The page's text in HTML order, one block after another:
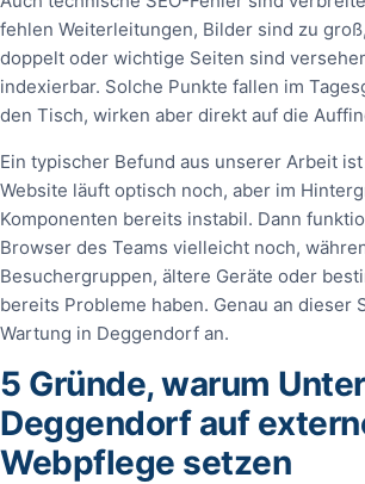
fehlen Weiterleitungen, Bilder sind zu
doppelt oder wichtige Seiten sind
indexierbar. Solche Punkte fallen im
den Tisch, wirken aber direkt auf die
Ein typischer Befund aus unserer Arbeit
Website läuft optisch noch, aber im
Komponenten bereits instabil. Dann
Browser des Teams vielleicht noch,
Besuchergruppen, ältere Geräte oder
bereits Probleme haben. Genau an dieser
Wartung in Deggendorf an.
5 Gründe, warum
Deggendorf auf
Webpflege setzen